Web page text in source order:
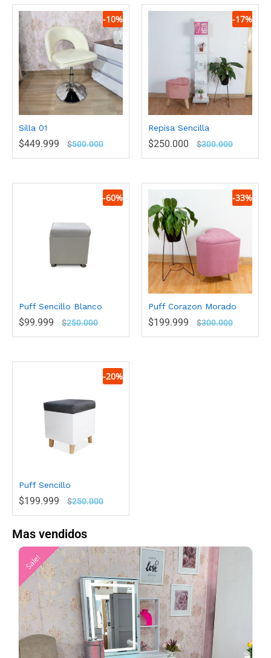
-10%
Silla 01
$449.999 $500.000
-17%
Repisa Sencilla
$250.000 $300.000
-60%
Puff Sencillo Blanco
$99.999 $250.000
-33%
Puff Corazon Morado
$199.999 $300.000
-20%
Puff Sencillo
$199.999 $250.000
Mas vendidos
Sale!